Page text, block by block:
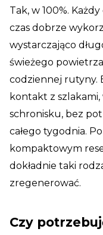
Tak, w 100%.
czas dobrze
wystarczająco
świeżego
codziennej rutyny.
kontakt z
schronisku, bez
całego tygodnia.
kompaktowym
dokładnie taki
zregenerować.
Czy